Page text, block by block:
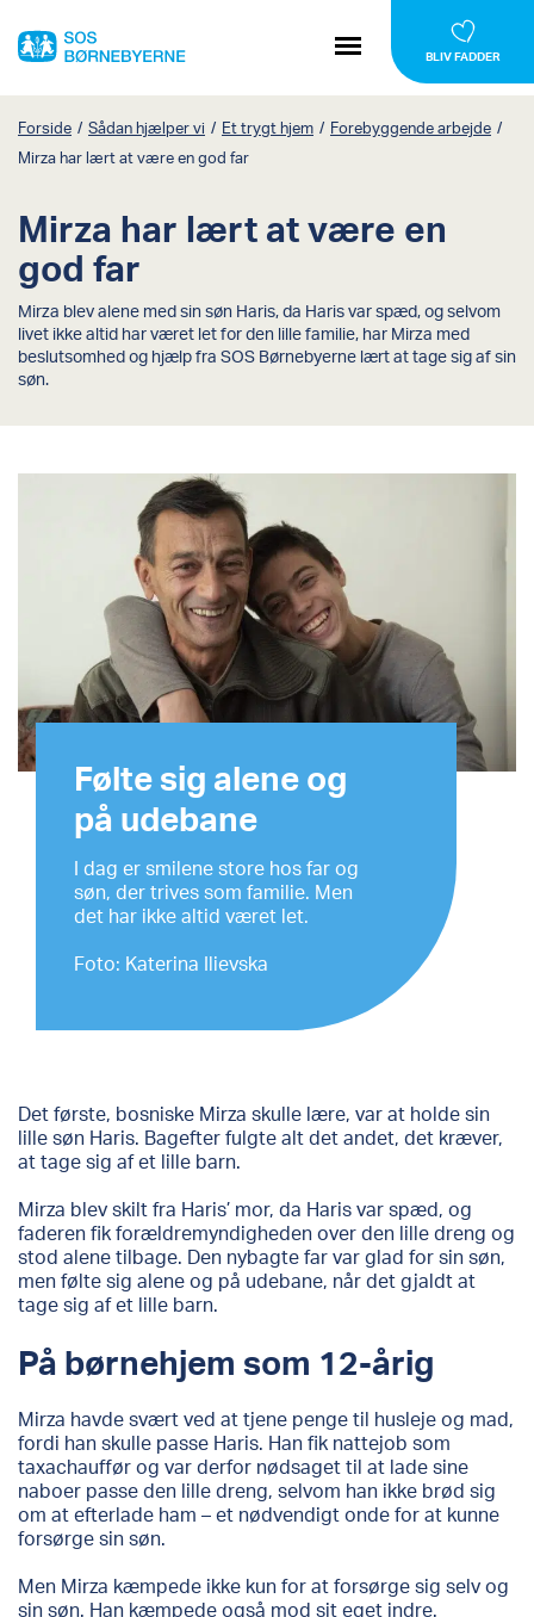
BLIV FADDER
Forside / Sådan hjælper vi / Et trygt hjem / Forebyggende arbejde /
Mirza har lært at være en god far
Mirza har lært at være en
god far
Mirza blev alene med sin søn Haris, da Haris var spæd, og selvom
livet ikke altid har været let for den lille familie, har Mirza med
beslutsomhed og hjælp fra SOS Børnebyerne lært at tage sig af sin
søn.
Følte sig alene og
på udebane
I dag er smilene store hos far og
søn, der trives som familie. Men
det har ikke altid været let.
Foto: Katerina Ilievska
Det første, bosniske Mirza skulle lære, var at holde sin
lille søn Haris. Bagefter fulgte alt det andet, det kræver,
at tage sig af et lille barn.
Mirza blev skilt fra Haris’ mor, da Haris var spæd, og
faderen fik forældremyndigheden over den lille dreng og
stod alene tilbage. Den nybagte far var glad for sin søn,
men følte sig alene og på udebane, når det gjaldt at
tage sig af et lille barn.
På børnehjem som 12-årig
Mirza havde svært ved at tjene penge til husleje og mad,
fordi han skulle passe Haris. Han fik nattejob som
taxachauffør og var derfor nødsaget til at lade sine
naboer passe den lille dreng, selvom han ikke brød sig
om at efterlade ham – et nødvendigt onde for at kunne
forsørge sin søn.
Men Mirza kæmpede ikke kun for at forsørge sig selv og
sin søn. Han kæmpede også mod sit eget indre.